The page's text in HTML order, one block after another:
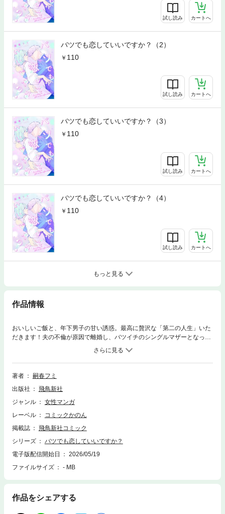
試し読み カートへ
バツでも恋していいですか？（2）
110
試し読み カートへ
バツでも恋していいですか？（3）
110
試し読み カートへ
バツでも恋していいですか？（4）
110
試し読み カートへ
もっと見る
作品情報
おいしいご飯と、年下男子の甘い誘惑。最高に贅沢な「第二の人生」いた
だきます！夫の不倫が原因で離婚し、バツイチのシングルマザーとなった
山村幸子。 中学生の娘・結衣を連れ、新しい生活へと踏み出すが、将来へ
の重すぎる不安に押しつぶされそうになっていた。そんな幸子は一念発起
して、不倫の慰謝料で夢だった『おばんざい屋』をオープン。 幸子の作る
料理はたちまち評判になり、自分らしい輝きを取り戻していく。そんなあ
遅咲きヒロインの人生リベンジ・ラブストーリー！
著者
嗣春フミ
出版社
飛鳥新社
ジャンル
女性マンガ
レーベル
コミックかのん
掲載誌
飛鳥新社コミック
シリーズ
バツでも恋していいですか？
電子版配信開始日
2026/05/19
ファイルサイズ
- MB
作品をシェアする